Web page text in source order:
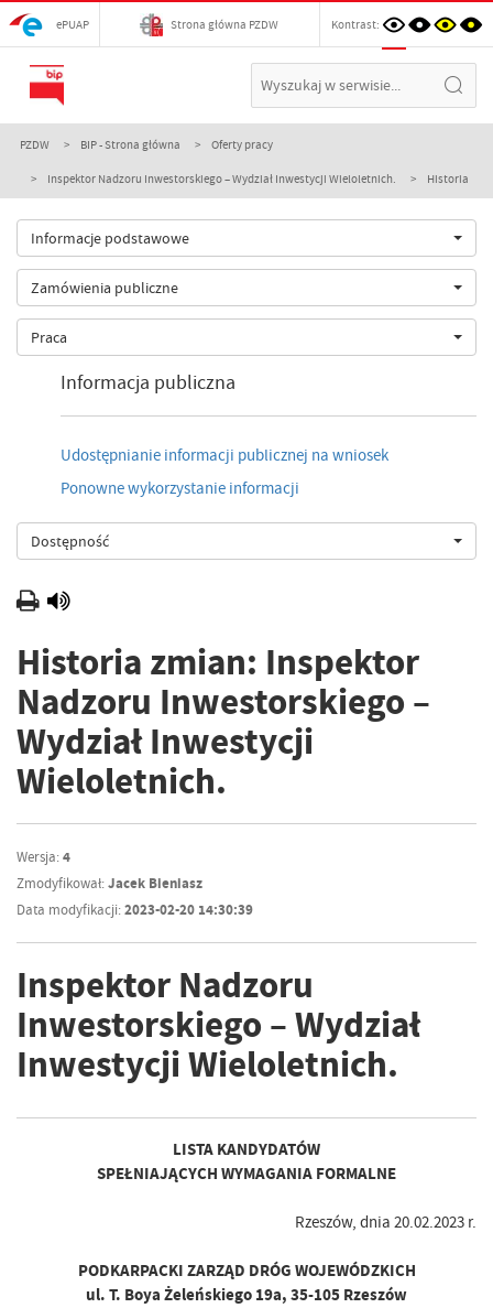
ePUAP Strona główna PZDW Kontrast:
PZDW BIP - Strona główna Oferty pracy
Inspektor Nadzoru Inwestorskiego – Wydział Inwestycji Wieloletnich. Historia
Informacje podstawowe
Zamówienia publiczne
Praca
Informacja publiczna
Udostępnianie informacji publicznej na wniosek
Ponowne wykorzystanie informacji
Dostępność
Historia zmian: Inspektor
Nadzoru Inwestorskiego –
Wydział Inwestycji
Wieloletnich.
Wersja:4
Zmodyfikował:Jacek Bieniasz
Data modyfikacji:2023-02-20 14:30:39
Inspektor Nadzoru
Inwestorskiego – Wydział
Inwestycji Wieloletnich.
LISTA KANDYDATÓW
SPEŁNIAJĄCYCH WYMAGANIA FORMALNE
Rzeszów, dnia 20.02.2023 r.
PODKARPACKI ZARZĄD DRÓG WOJEWÓDZKICH
ul. T. Boya Żeleńskiego 19a, 35-105 Rzeszów